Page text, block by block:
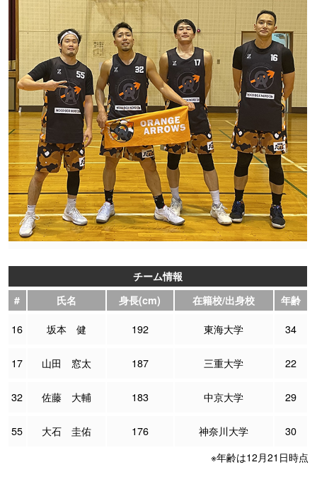
チーム情報
#
氏名 身長(cm) 在籍校/出身校 年齢
16 坂本 健 192 東海大学 34
17 山田 窓太 187 三重大学 22
32 佐藤 大輔 183 中京大学 29
55 大石 圭佑 176 神奈川大学
30
※年齢は12月21日時点